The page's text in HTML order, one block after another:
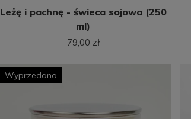
Leżę i pachnę - świeca sojowa (250
ml)
79,00 zł